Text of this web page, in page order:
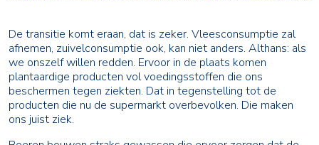
De transitie komt eraan, dat is zeker. Vleesconsumptie zal
afnemen, zuivelconsumptie ook, kan niet anders. Althans: als
we onszelf willen redden. Ervoor in de plaats komen
plantaardige producten vol voedingsstoffen die ons
beschermen tegen ziekten. Dat in tegenstelling tot de
producten die nu de supermarkt overbevolken. Die maken
ons juist ziek.